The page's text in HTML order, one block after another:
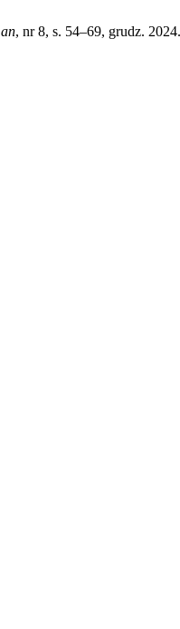
an, nr 8, s. 54–69, grudz. 2024.